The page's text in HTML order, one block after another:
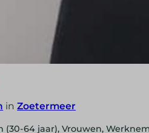
inZoetermeer
(30-64 jaar), Vrouwen,